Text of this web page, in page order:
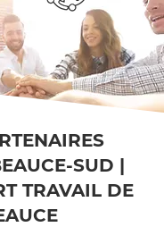
SUD |
TRAVAIL DE